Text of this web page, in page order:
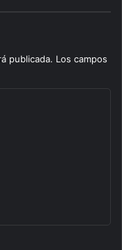
publicada. Los campos